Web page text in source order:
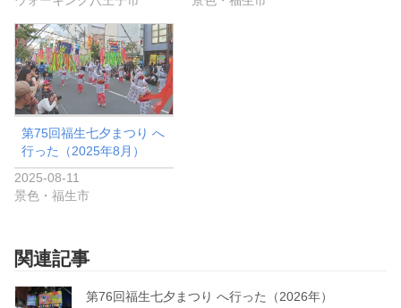
第75回福生七夕まつり へ
行った（2025年8月）
2025-08-11
景色・福生市
関連記事
第76回福生七夕まつり へ行った（2026年）